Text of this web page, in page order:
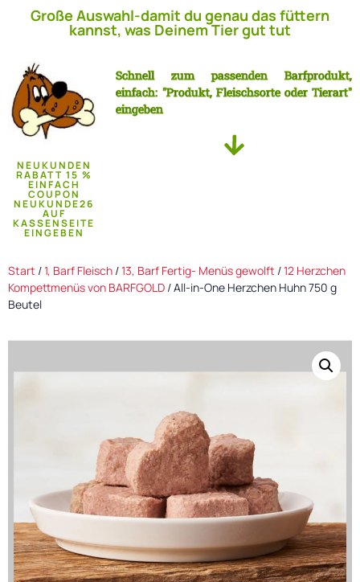
Große Auswahl-damit du genau das füttern
kannst, was Deinem Tier gut tut
NEUKUNDEN
RABATT 15 %
EINFACH
COUPON
NEUKUNDE26
AUF
KASSENSEITE
EINGEBEN
Schnell zum passenden Barfprodukt,
einfach: "Produkt, Fleischsorte oder Tierart"
eingeben
Start /1, Barf Fleisch /13, Barf Fertig- Menüs gewolft /12 Herzchen
Kompettmenüs von BARFGOLD / All-in-One Herzchen Huhn 750 g
Beutel